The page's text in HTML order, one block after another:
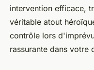
intervention efficace,
véritable atout
contrôle lors
rassurante dans votre